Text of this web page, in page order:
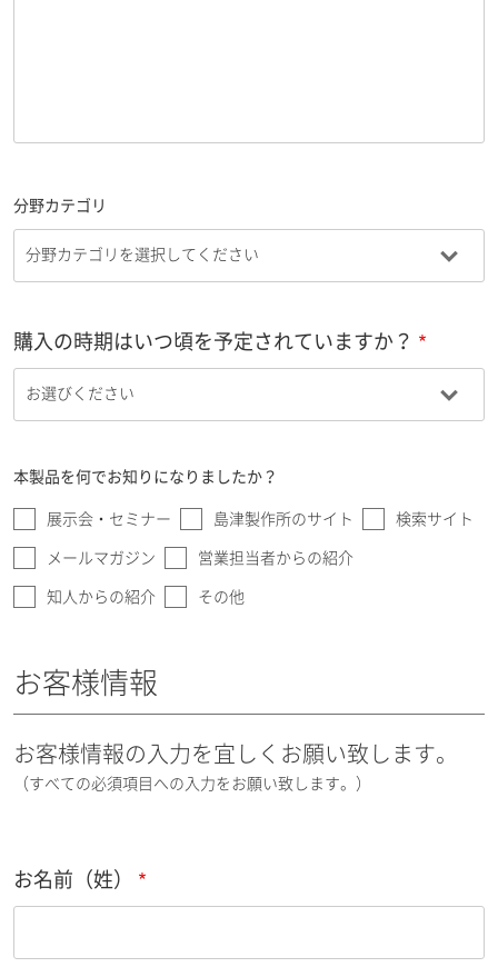
分野カテゴリ
購入の時期はいつ頃を予定されていますか？
本製品を何でお知りになりましたか？
展示会・セミナー 島津製作所のサイト 検索サイト
メールマガジン 営業担当者からの紹介
知人からの紹介 その他
お客様情報
お客様情報の入力を宜しくお願い致します。
（すべての必須項目への入力をお願い致します。）
お名前（姓）